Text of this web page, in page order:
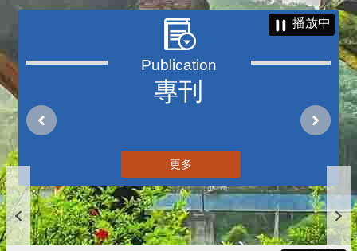
專刊
播放中
更多